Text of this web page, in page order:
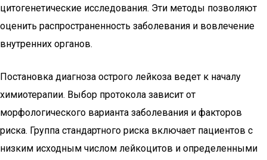
цитогенетические исследования. Эти методы позволяют
оценить распространенность заболевания и вовлечение
внутренних органов.
Постановка диагноза острого лейкоза ведет к началу
химиотерапии. Выбор протокола зависит от
морфологического варианта заболевания и факторов
риска. Группа стандартного риска включает пациентов с
низким исходным числом лейкоцитов и определенными